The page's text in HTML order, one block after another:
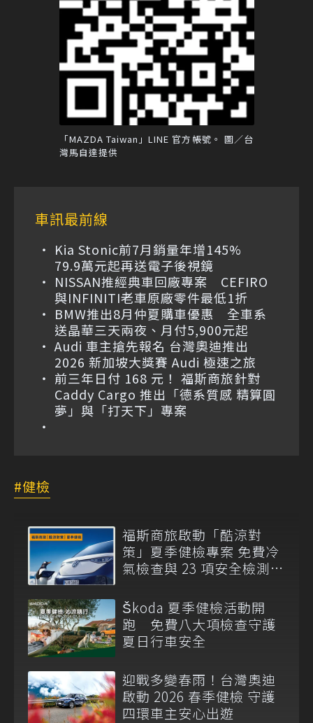
「MAZDA Taiwan」LINE 官方帳號。 圖／台
灣馬自達提供
車訊最前線
Kia Stonic前7月銷量年增145%
79.9萬元起再送電子後視鏡
NISSAN推經典車回廠專案 CEFIRO
與INFINITI老車原廠零件最低1折
BMW推出8月仲夏購車優惠 全車系
送晶華三天兩夜、月付5,900元起
Audi 車主搶先報名 台灣奧迪推出
2026 新加坡大獎賽 Audi 極速之旅
前三年日付 168 元！ 福斯商旅針對
Caddy Cargo 推出「德系質感 精算圓
夢」與「打天下」專案
健檢
福斯商旅啟動「酷涼對
策」夏季健檢專案 免費冷
氣檢查與 23 項安全檢測同
Škoda 夏季健檢活動開
跑 免費八大項檢查守護
夏日行車安全
迎戰多變春雨！台灣奧迪
啟動 2026 春季健檢 守護
四環車主安心出遊